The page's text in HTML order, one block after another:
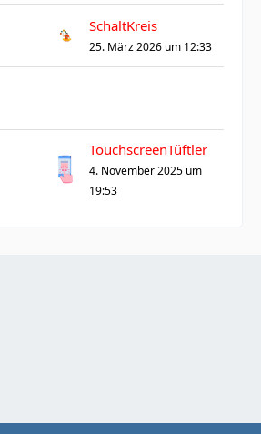
SchaltKreis
25. März 2026 um 12:33
TouchscreenTüftler
4. November 2025 um
19:53